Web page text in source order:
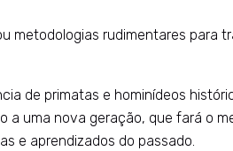
metodologias rudimentares para
de primatas e hominídeos
a uma nova geração, que fará o
e aprendizados do passado.